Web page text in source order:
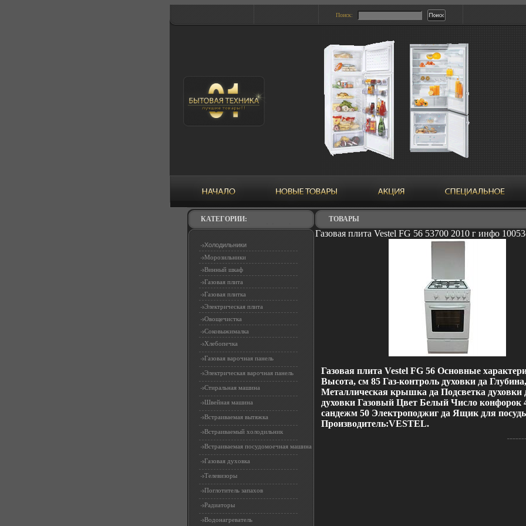
Поиск:
КАТЕГОРИИ:
Холодильники
Морозильники
Винный шкаф
Газовая плита
Газовая плитка
Электрическая плита
Овощечистка
Соковыжималка
Хлебопечка
Газовая варочная панель
Электрическая варочная панель
Стиральная машина
Швейная машина
Встраиваемая вытяжка
Встраиваемый холодильник
Встраиваемая посудомоечная машина
Газовая духовка
Телевизоры
Поглотитель запахов
Радиаторы
Водонагреватель
ТОВАРЫ
Газовая плита Vestel FG 56 53700 2010 г инфо
Газовая плита Vestel FG 56 Основные
Высота, см 85 Газ-контроль духовки да
Металлическая крышка да Подсветка духовки
духовки Газовый Цвет Белый Число
сандежм 50 Электроподжиг да Ящик для
Производитель:VESTEL.